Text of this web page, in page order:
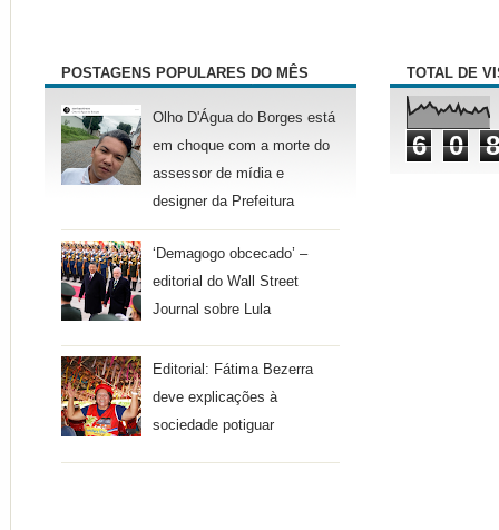
POSTAGENS POPULARES DO MÊS
Olho D'Água do Borges está
em choque com a morte do
assessor de mídia e
designer da Prefeitura
‘Demagogo obcecado’ –
editorial do Wall Street
Journal sobre Lula
Editorial: Fátima Bezerra
deve explicações à
sociedade potiguar
TOTAL DE
6 0 8